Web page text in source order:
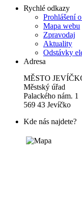
Rychlé odkazy
Prohlášení
Mapa webu
Zpravodaj
Aktuality
Odstávky
Adresa
MĚSTO
Městský úřad
Palackého nám. 1
569 43 Jevíčko
Kde nás najdete?